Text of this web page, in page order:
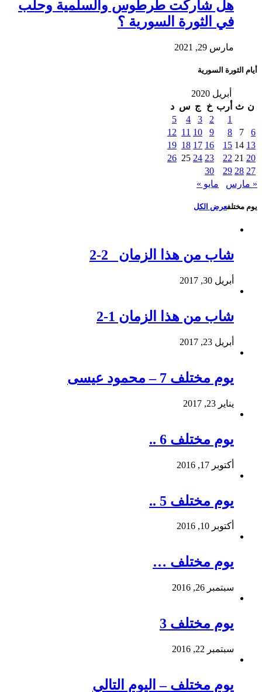
هل شاركت طرطوس والسلمية وحلب
في الثورة السورية ؟
مارس 29, 2021
أيام الثورة السورية
أبريل 2020
ن ث أرب خ ج س د
1
2
3
4
5
6
7
8
9
10
11
12
13
14
15
16
17
18
19
20
21
22
23
24
25
26
27
28
29
30
« مارس
مايو »
يوم مختلفعرض الكل
شاب من هذا الزمان 2-2
أبريل 30, 2017
شاب من هذا الزمان 1-2
أبريل 23, 2017
يوم مختلف 7 – محمود عيسى
يناير 23, 2017
يوم مختلف 6 ..
أكتوبر 17, 2016
يوم مختلف 5 ..
أكتوبر 10, 2016
يوم مختلف …
سبتمبر 26, 2016
يوم مختلف 3
سبتمبر 22, 2016
يوم مختلف – اليوم التالي